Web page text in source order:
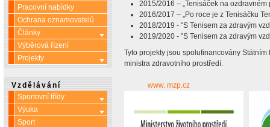
Pracovní nabídky
Ochrana oznamovatelů
Články
Více o: Články
Výběrová řízení
Projekty
Více o: Projekty
Vzdělávání
Sportovní třídy
Více o: Sportovní třídy
Výuka Více o: Výuka
Sport
2015/2016 – „Tenisáček na
2016/2017 – „Po roce je z Tenisáčku
2018/2019 - "S Tenisem za zdravým
2019/2020 - "S Tenisem za zdravým
Tyto projekty jsou spolufinancovány
ministra zdravotního prostředí.
www. mzp.cz